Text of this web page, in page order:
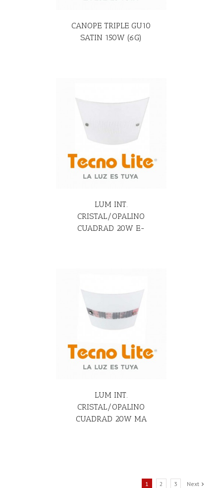
CANOPE TRIPLE GU10
SATIN 150W (6G)
LUM INT.
CRISTAL/OPALINO
CUADRAD 20W E-
LUM INT.
CRISTAL/OPALINO
CUADRAD 20W MA
1 2 3 Next